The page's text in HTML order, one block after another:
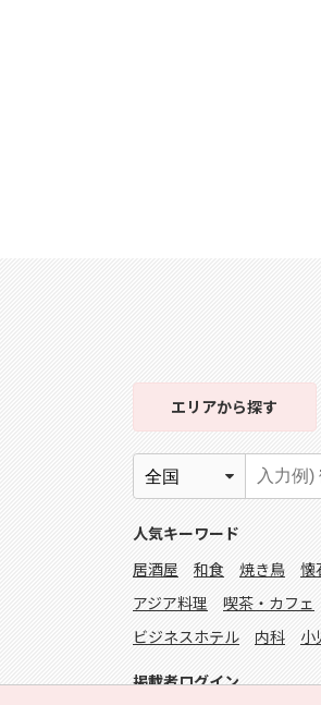
エリアから探す
人気キーワード
居酒屋
和食 焼き鳥 懐
アジア料理
喫茶・カフェ
ビジネスホテル
内科 小
掲載者ログイン